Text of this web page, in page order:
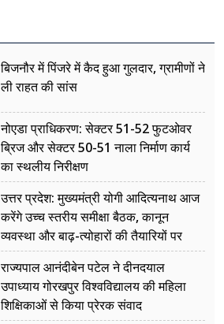
बिजनौर में पिंजरे में कैद हुआ गुलदार, ग्रामीणों ने
ली राहत की सांस
नोएडा प्राधिकरण: सेक्टर 51-52 फुटओवर
ब्रिज और सेक्टर 50-51 नाला निर्माण कार्य
का स्थलीय निरीक्षण
उत्तर प्रदेश: मुख्यमंत्री योगी आदित्यनाथ आज
करेंगे उच्च स्तरीय समीक्षा बैठक, कानून
व्यवस्था और बाढ़-त्योहारों की तैयारियों पर
नजर
राज्यपाल आनंदीबेन पटेल ने दीनदयाल
उपाध्याय गोरखपुर विश्वविद्यालय की महिला
शिक्षिकाओं से किया प्रेरक संवाद